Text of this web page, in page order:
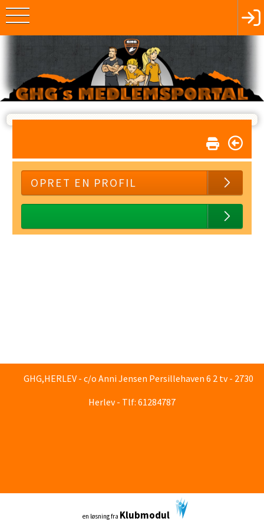
OPRET EN PROFIL
GHG,HERLEV - c/o Anni Jensen Persillehaven 6 2 tv - 2730
Herlev - Tlf: 61284787
en løsning fra Klubmodul